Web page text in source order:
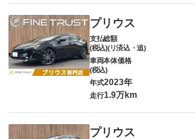
プリウス
支払総額
(税込)(リ済込・追)
車両本体価格
(税込)
年式2023年
走行1.9万km
プリウス